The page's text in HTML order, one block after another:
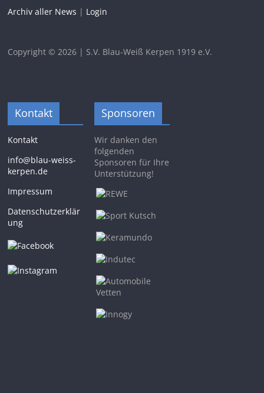
Archiv aller News | Login
Copyright © 2026 | S.V. Blau-Weiß Kerpen 1919 e.V.
Kontakt
Kontakt
info@blau-weiss-
kerpen.de
Impressum
Datenschutzerklär
ung
Sponsoren
Wir danken den
folgenden
Sponsoren für Ihre
Unterstützung!